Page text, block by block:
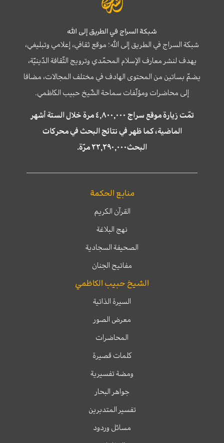
شبكة السراج في الطريق إلى الله
شبكة السراج في الطريق إلى الله؛ موقع ثقافي، إعلامي وتبليغي،
يهدف لنشر معارف الإسلام المحمّدي وترويج الثّقافة الدّينيّة،
يضمّ بساتين من المحتوى الهادف في مختلف المجالات، مضافا
إلى محاضرات ومؤلّفات سماحة الشّيخ حبيب الكاظمي.
تمّت زيارة موقع سراج ٤,٨٠٠,٠٠٠ مرة خلال الستة أشهر
الماضية، كما ظهر في نتائج البحث في محركات
البحث٢٢,٢٩٠,٠٠٠ مرّة.
منابع الحكمة
القرآن الكريم
نهج البلاغة
الصحيفة السجادية
مفاتيح الجنان
الشيخ حبيب الكاظمي
السيرة الذاتية
معرض الصور
المحاضرات
كلمات قصيرة
ومضة تفسيرية
جواهر البحار
تفسير المتدبرين
مسائل وردود